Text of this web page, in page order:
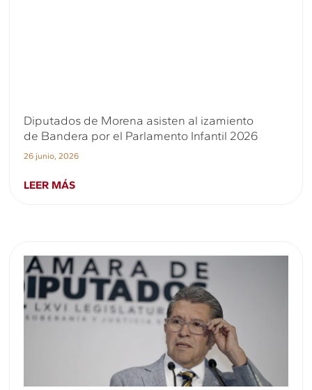
Diputados de Morena asisten al izamiento
de Bandera por el Parlamento Infantil 2026
26 junio, 2026
LEER MÁS